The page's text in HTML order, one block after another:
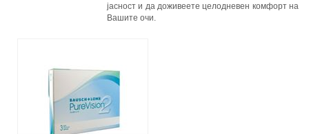
јасност и да доживеете целодневен комфорт на
Вашите очи.